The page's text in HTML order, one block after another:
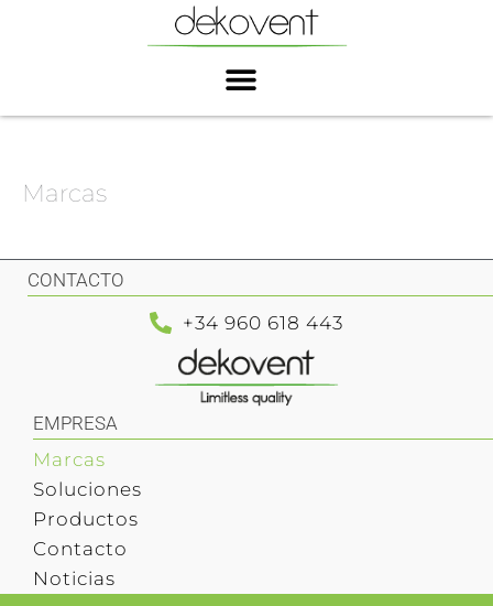
Marcas
CONTACTO
+34 960 618 443
EMPRESA
Marcas
Soluciones
Productos
Contacto
Noticias